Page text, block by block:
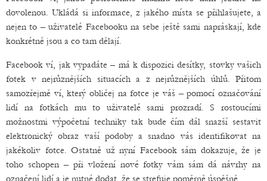
dovolenou. Ukládá si informace, z jakého místa se přihlašujete, a
nejen to – uživatelé Facebooku na sebe ještě sami napráskají, kde
konkrétně jsou a co tam dělají.
Facebook ví, jak vypadáte – má k dispozici desítky, stovky vašich
fotek v nejrůznějších situacích a z nejrůznějších úhlů. Přitom
samozřejmě ví, který obličej na fotce je váš – pomocí označování
lidí na fotkách mu to uživatelé sami prozradí. S rostoucími
možnostmi výpočetní techniky tak bude čím dál snazší sestavit
elektronický obraz vaší podoby a snadno vás identifikovat na
jakékoliv fotce. Ostatně už nyní Facebook sám dokazuje, že je
toho schopen – při vložení nové fotky vám sám dá návrhy na
označení lidí a je nutné dodat, že se strefuje poměrně úspěšně.